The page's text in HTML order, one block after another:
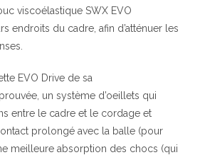
viscoélastique SWX EVO
endroits du cadre, afin d’atténuer les
EVO Drive de sa
un système d’oeillets qui
entre le cadre et le cordage et
prolongé avec la balle (pour
meilleure absorption des chocs (qui